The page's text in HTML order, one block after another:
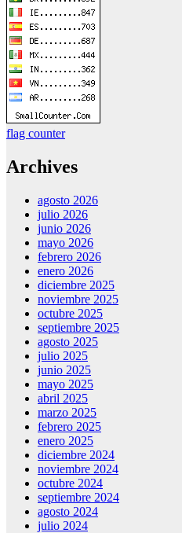
flag counter
Archives
agosto 2026
julio 2026
junio 2026
mayo 2026
febrero 2026
enero 2026
diciembre 2025
noviembre 2025
octubre 2025
septiembre 2025
agosto 2025
julio 2025
junio 2025
mayo 2025
abril 2025
marzo 2025
febrero 2025
enero 2025
diciembre 2024
noviembre 2024
octubre 2024
septiembre 2024
agosto 2024
julio 2024